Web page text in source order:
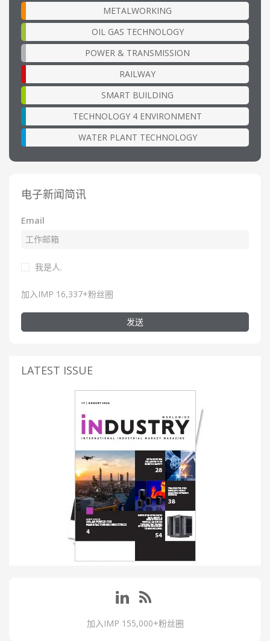
METALWORKING
OIL GAS TECHNOLOGY
POWER & TRANSMISSION
RAILWAY
SMART BUILDING
TECHNOLOGY 4 ENVIRONMENT
WATER PLANT TECHNOLOGY
电子新闻简讯
Email
我是人.
加入IMP 16,337+粉丝圈
发送
LATEST ISSUE
加入IMP 155,000+粉丝圈